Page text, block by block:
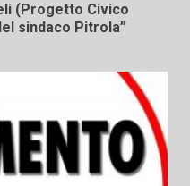
(Progetto Civico
sindaco Pitrola”